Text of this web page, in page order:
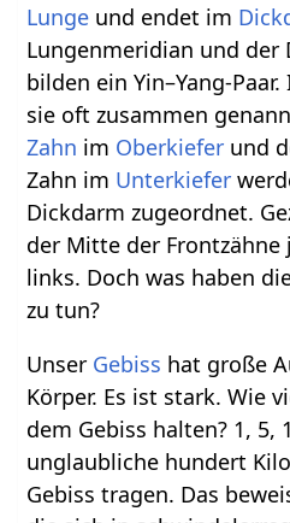
Lunge und endet im
Lungenmeridian und der
bilden ein Yin–Yang-
sie oft zusammen
Zahn im Oberkiefer und
Zahn im Unterkiefer
Dickdarm zugeordnet.
der Mitte der
links. Doch was haben
zu tun?
Unser Gebiss hat große
Körper. Es ist stark. Wie
dem Gebiss halten? 1, 5,
unglaubliche hundert
Gebiss tragen. Das